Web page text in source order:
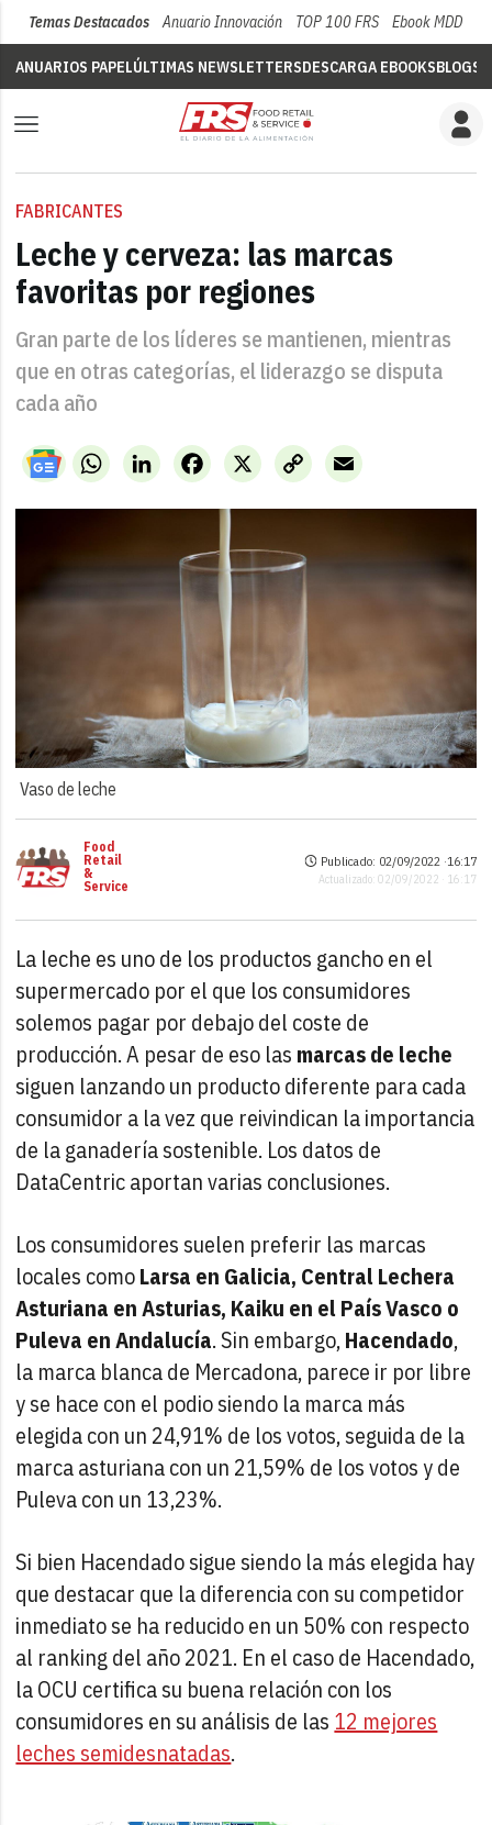
Temas Destacados Anuario Innovación TOP 100 FRS Ebook MDD
ANUARIOS PAPELÚLTIMAS NEWSLETTERSDESCARGA EBOOKSBLOGS
FABRICANTES
Leche y cerveza: las marcas
favoritas por regiones
Gran parte de los líderes se mantienen, mientras
que en otras categorías, el liderazgo se disputa
cada año
WhatsAppLinkedIn X
Facebook
Copy
Link
Email
Vaso de leche
Food
Retail
&
Service
Publicado: 02/09/2022 ·16:17
Actualizado: 02/09/2022 · 16:17
La leche es uno de los productos gancho en el
supermercado por el que los consumidores
solemos pagar por debajo del coste de
producción. A pesar de eso las marcas de leche
siguen lanzando un producto diferente para cada
consumidor a la vez que reivindican la importancia
de la ganadería sostenible. Los datos de
DataCentric aportan varias conclusiones.
Los consumidores suelen preferir las marcas
locales comoLarsa en Galicia, Central Lechera
Asturiana en Asturias, Kaiku en el País Vasco o
Puleva en Andalucía. Sin embargo,Hacendado,
la marca blanca de Mercadona, parece ir por libre
y se hace con el podio siendo la marca más
elegida con un 24,91% de los votos, seguida de la
marca asturiana con un 21,59% de los votos y de
Puleva con un 13,23%.
Si bien Hacendado sigue siendo la más elegida hay
que destacar que la diferencia con su competidor
inmediato se ha reducido en un 50% con respecto
al ranking del año 2021. En el caso de Hacendado,
la OCU certifica su buena relación con los
consumidores en su análisis de las 12 mejores
leches semidesnatadas.